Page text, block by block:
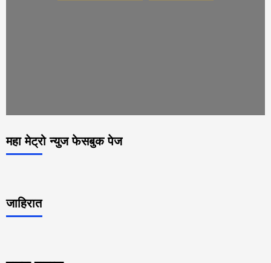
महा मेट्रो न्युज फेसबुक पेज
जाहिरात